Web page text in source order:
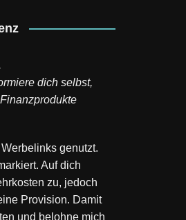
dich selbst,
genutzt.
Auf dich
zu, jedoch
Provision. Damit
und belohne mich